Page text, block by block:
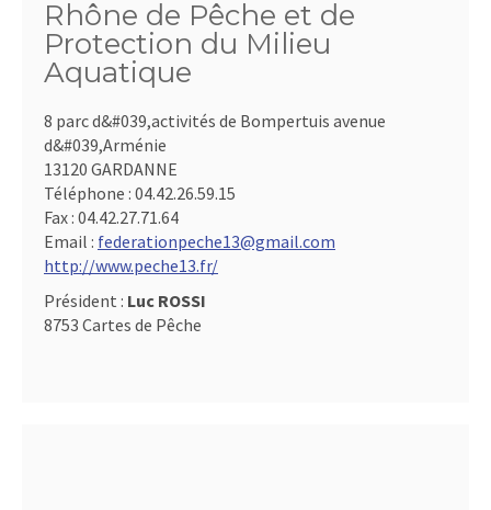
Rhône de Pêche et de
Protection du Milieu
Aquatique
8 parc d&#039,activités de Bompertuis avenue
d&#039,Arménie
13120 GARDANNE
Téléphone : 04.42.26.59.15
Fax : 04.42.27.71.64
Email : federationpeche13@gmail.com
http://www.peche13.fr/
Président : Luc ROSSI
8753 Cartes de Pêche